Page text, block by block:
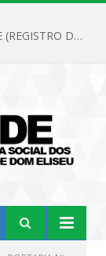
PREGÃO ELETRÔNICO Nº 02/2026-IPSEMDE (REGISTRO DE PREÇOS PARA FUTURA E EVENTUAL AQUISIÇÃO DE MATERIAL DE LIMPEZA E GÊNEROS ALIMENTÍCIOS PARA ATENDER AS NECESSIDADES DO INSTITUTO DE PREVIDÊNCIA SOCIAL DOS SERVIDORES MUNICIPAIS DE DOM ELISEU.)